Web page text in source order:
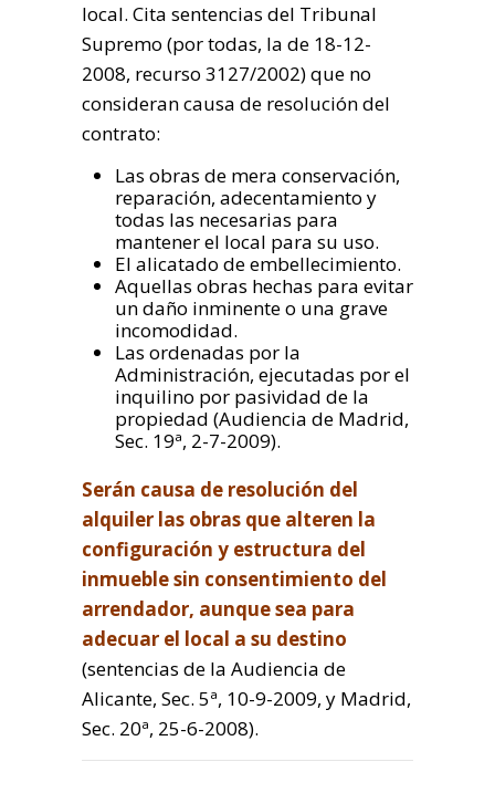
local. Cita sentencias del Tribunal
Supremo (por todas, la de 18-12-
2008, recurso 3127/2002) que no
consideran causa de resolución del
contrato:
Las obras de mera conservación,
reparación, adecentamiento y
todas las necesarias para
mantener el local para su uso.
El alicatado de embellecimiento.
Aquellas obras hechas para evitar
un daño inminente o una grave
incomodidad.
Las ordenadas por la
Administración, ejecutadas por el
inquilino por pasividad de la
propiedad (Audiencia de Madrid,
Sec. 19ª, 2-7-2009).
Serán causa de resolución del
alquiler las obras que alteren la
configuración y estructura del
inmueble sin consentimiento del
arrendador, aunque sea para
adecuar el local a su destino
(sentencias de la Audiencia de
Alicante, Sec. 5ª, 10-9-2009, y Madrid,
Sec. 20ª, 25-6-2008).